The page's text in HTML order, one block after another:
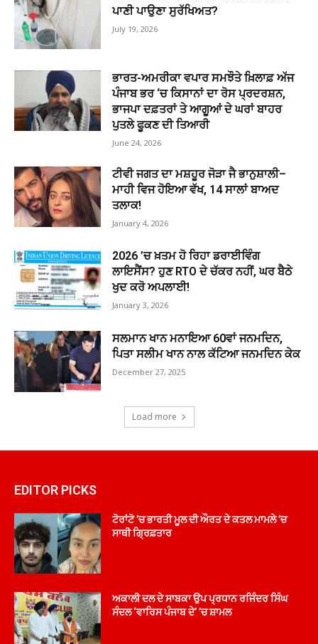
ਪਾਣੀ ਪਾਉਣਾ ਸੁਰੱਖਿਅਤ?
July 19, 2026
ਭਾਰਤ-ਅਮਰੀਕਾ ਵਪਾਰ ਸਮਝੌਤੇ ਖ਼ਿਲਾਫ਼ ਅੱਜ
ਪੰਜਾਬ ਭਰ ‘ਚ ਕਿਸਾਨਾਂ ਦਾ ਰੋਸ ਪ੍ਰਦਰਸ਼ਨ,
ਭਾਜਪਾ ਦਫ਼ਤਰਾਂ ਤੇ ਆਗੂਆਂ ਦੇ ਘਰਾਂ ਬਾਹਰ
ਪੁਤਲੇ ਫੂਕਣ ਦੀ ਤਿਆਰੀ
June 24, 2026
ਟੀਵੀ ਜਗਤ ਦਾ ਮਸ਼ਹੂਰ ਜੋੜਾ ਜੈ ਭਾਨੁਸ਼ਾਲੀ–
ਮਾਹੀ ਵਿਜ ਹੋਇਆ ਵੱਖ, 14 ਸਾਲਾਂ ਬਾਅਦ
ਤਲਾਕ!
January 4, 2026
2026 ’ਚ ਖ਼ਤਮ ਹੋ ਰਿਹਾ ਡਰਾਈਵਿੰਗ
ਲਾਇਸੈਂਸ? ਹੁਣ RTO ਦੇ ਚੱਕਰ ਨਹੀਂ, ਘਰ ਬੈਠੇ
ਖੁਦ ਕਰੋ ਅਪਲਾਈ!
January 3, 2026
ਸਲਮਾਨ ਖਾਨ ਮਨਾਇਆ 60ਵਾਂ ਜਨਮਦਿਨ,
ਪਿਤਾ ਸਲੀਮ ਖਾਨ ਨਾਲ ਕੱਟਿਆ ਜਨਮਦਿਨ ਕੇਕ
December 27, 2025
Load more
EDITOR PICKS
ਟੋਰਾਂਟੋ ’ਚ ਭਾਰਤੀ ਮੂਲ ਦੀ ਔਰਤ ਦੇ ਕਤਲ ਮਾਮਲੇ ’ਚ
ਸਾਥੀ ਗ੍ਰਿਫ਼ਤਾਰ
ਅਕਾਲੀ ਦਲ ਦੇ ਸਾਬਕਾ ਉਪ ਪ੍ਰਧਾਨ ਰਜਿੰਦਰ ਸਿੰਘ
ਸੰਦਲ ‘ਵਾਰਿਸ ਪੰਜਾਬ ਦੇ’ ’ਚ ਸ਼ਾਮਲ